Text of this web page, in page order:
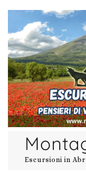
contenuto
Escursioni in